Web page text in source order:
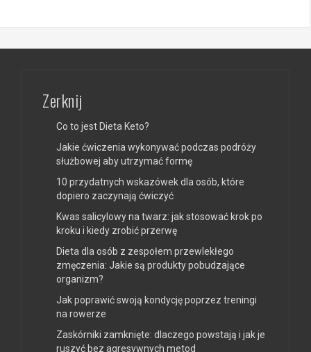
Zerknij
Co to jest Dieta Keto?
Jakie ćwiczenia wykonywać podczas podróży
służbowej aby utrzymać formę
10 przydatnych wskazówek dla osób, które
dopiero zaczynają ćwiczyć
Kwas salicylowy na twarz: jak stosować krok po
kroku i kiedy zrobić przerwę
Dieta dla osób z zespołem przewlekłego
zmęczenia: Jakie są produkty pobudzające
organizm?
Jak poprawić swoją kondycję poprzez treningi
na rowerze
Zaskórniki zamknięte: dlaczego powstają i jak je
ruszyć bez agresywnych metod